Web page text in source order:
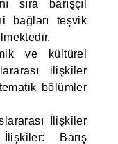
sıra barışçıl
bağları teşvik
ve kültürel
ilişkiler
bölümler
İlişkiler
İlişkiler: Barış